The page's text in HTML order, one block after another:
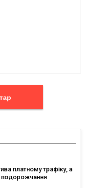
платному трафіку, а
подорожчання